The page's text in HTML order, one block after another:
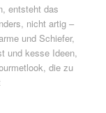
entsteht das
nicht artig –
und Schiefer,
und kesse Ideen,
die zu